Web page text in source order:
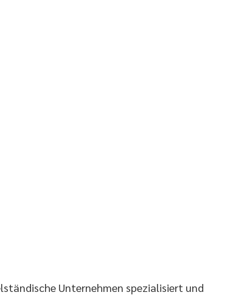
Unternehmen spezialisiert und